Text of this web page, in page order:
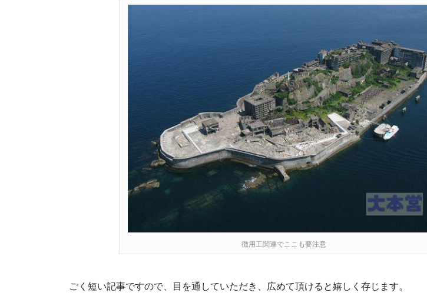
徴用工関連でここも要注意
ごく短い記事ですので、目を通していただき、広めて頂けると嬉しく存じます。